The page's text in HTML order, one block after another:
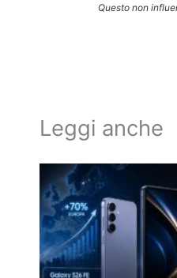
Questo non
Leggi anche